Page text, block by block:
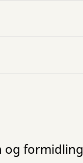
og formidling